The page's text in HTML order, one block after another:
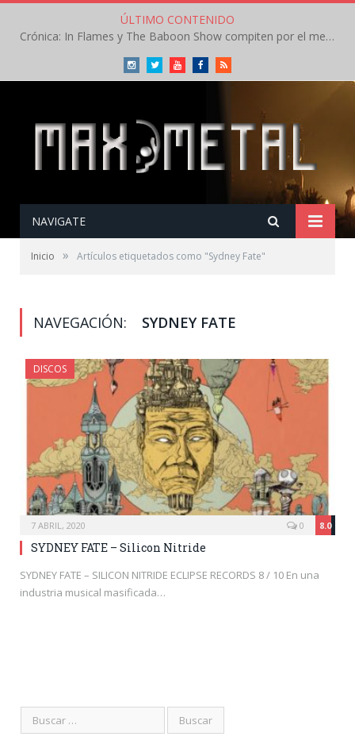
ÚLTIMO CONTENIDO
Crónica: In Flames y The Baboon Show compiten por el mejor concierto del día en el Leyendas del Rock – Viernes – Agosto 2026
InstagramTwitterYoutubeFacebookRSS
NAVIGATE
Inicio » Artículos etiquetados como "Sydney Fate"
NAVEGACIÓN: SYDNEY FATE
DISCOS
7 ABRIL, 2020 8.0
0
SYDNEY FATE – Silicon Nitride
SYDNEY FATE – SILICON NITRIDE ECLIPSE RECORDS 8 / 10 En una
industria musical masificada…